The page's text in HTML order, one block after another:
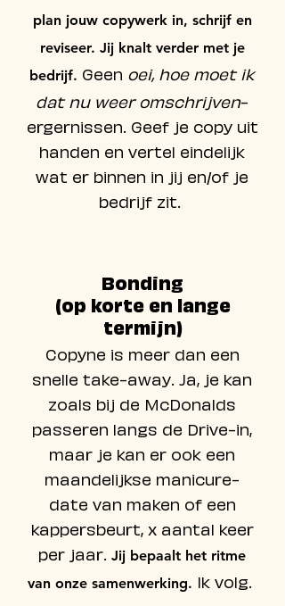
plan jouw copywerk in, schrijf en
reviseer. Jij knalt verder met je
bedrijf. Geen oei, hoe moet ik
dat nu weer omschrijven-
ergernissen. Geef je copy uit
handen en vertel eindelijk
wat er binnen in jij en/of je
bedrijf zit.
Bonding
(op korte en lange
termijn)
Copyne is meer dan een
snelle take-away. Ja, je kan
zoals bij de McDonalds
passeren langs de Drive-in,
maar je kan er ook een
maandelijkse manicure-
date van maken of een
kappersbeurt, x aantal keer
per jaar. Jij bepaalt het ritme
van onze samenwerking. Ik volg.